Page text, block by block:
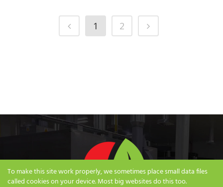
1 2
To make this site work properly, we sometimes place small data files
called cookies on your device. Most big websites do this too.